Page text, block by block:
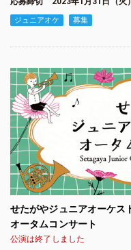
ジュニアオケ 募集
せたがやジュニアオーケス
オータムコンサート
公演は終了しました